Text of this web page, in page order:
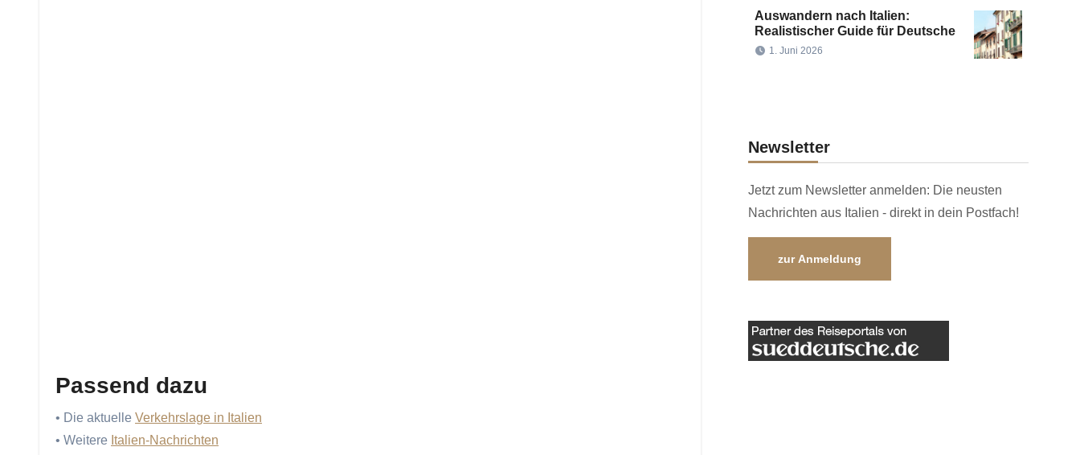
Passend dazu
• Die aktuelle Verkehrslage in Italien
• Weitere Italien-Nachrichten
Auswandern nach Italien:
Realistischer Guide für Deutsche
1. Juni 2026
Newsletter
Jetzt zum Newsletter anmelden: Die neusten
Nachrichten aus Italien - direkt in dein Postfach!
zur Anmeldung